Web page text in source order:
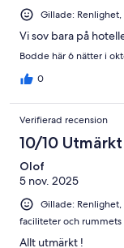
Gillade:
Vi sov bara på
Bodde här 6 nätter i
0
Verifierad recension
10/10 Utmärkt
Olof
5 nov. 2025
Gillade:
faciliteter och
Allt utmärkt !